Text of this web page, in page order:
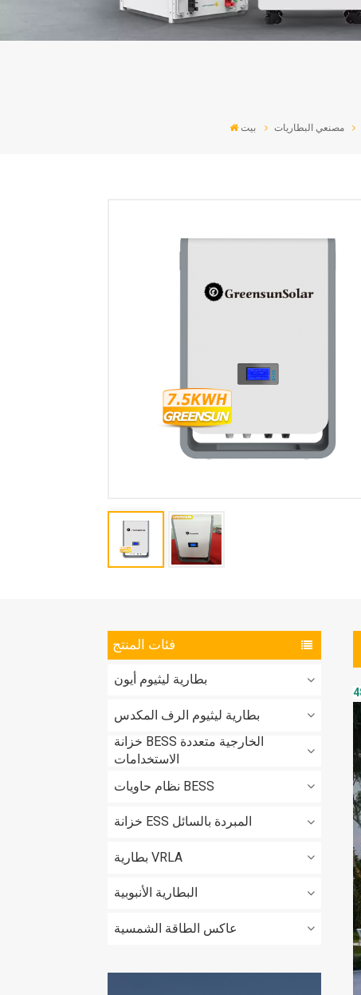
بيت مصنعي البطاريات
فئات المنتج
بطارية ليثيوم أيون
بطارية ليثيوم الرف المكدس
خزانة BESS الخارجية متعددة
الاستخدامات
نظام حاويات BESS
خزانة ESS المبردة بالسائل
بطارية VRLA
البطارية الأنبوبية
عاكس الطاقة الشمسية